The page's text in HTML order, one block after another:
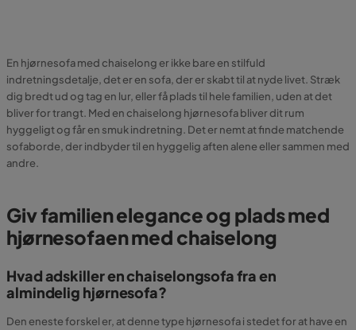
En hjørnesofa med chaiselong er ikke bare en stilfuld
indretningsdetalje, det er en sofa, der er skabt til at nyde livet. Stræk
dig bredt ud og tag en lur, eller få plads til hele familien, uden at det
bliver for trangt. Med en chaiselong hjørnesofa bliver dit rum
hyggeligt og får en smuk indretning. Det er nemt at finde matchende
sofaborde, der indbyder til en hyggelig aften alene eller sammen med
andre.
Giv familien elegance og plads med
hjørnesofaen med chaiselong
Hvad adskiller en chaiselongsofa fra en
almindelig hjørnesofa?
Den eneste forskel er, at denne type hjørnesofa i stedet for at have en